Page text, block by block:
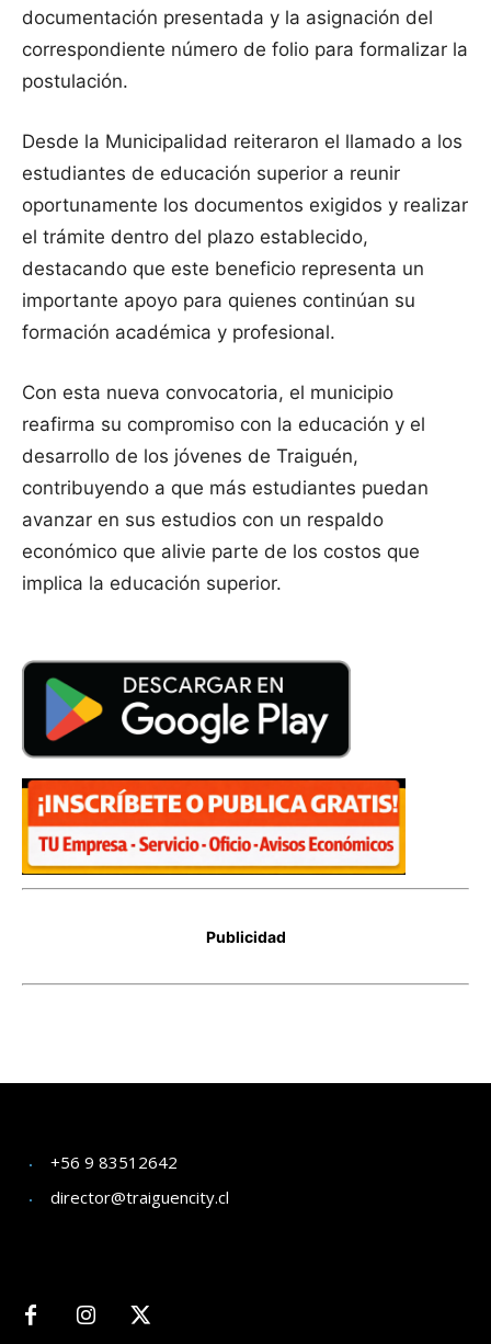
+56 9 83512642
director@traiguencity.cl